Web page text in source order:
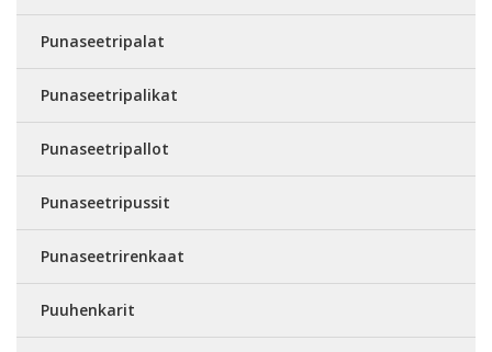
Punaseetripalat
Punaseetripalikat
Punaseetripallot
Punaseetripussit
Punaseetrirenkaat
Puuhenkarit